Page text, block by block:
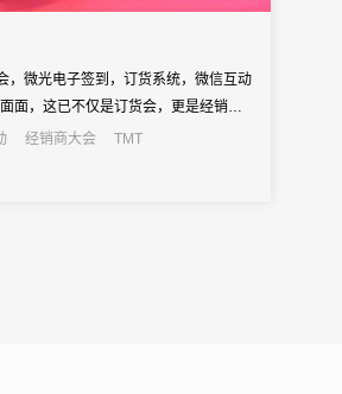
，微光电子签到，订货系统，微信互动
面，这已不仅是订货会，更是经销商
经销商大会
TMT